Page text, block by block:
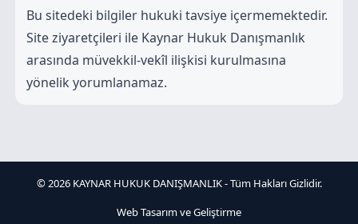
Bu sitedeki bilgiler hukuki tavsiye içermemektedir.
Site ziyaretçileri ile Kaynar Hukuk Danışmanlık
arasında müvekkil-vekîl ilişkisi kurulmasına
yönelik yorumlanamaz.
© 2026 KAYNAR HUKUK DANIŞMANLIK - Tüm Hakları Gizlidir.
Web Tasarım ve Geliştirme